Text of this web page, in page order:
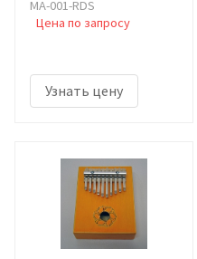
MA-001-RDS
Цена по запросу
Узнать цену